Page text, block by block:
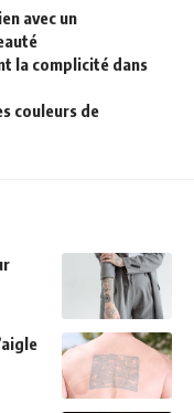
avec un
la complicité dans
couleurs de